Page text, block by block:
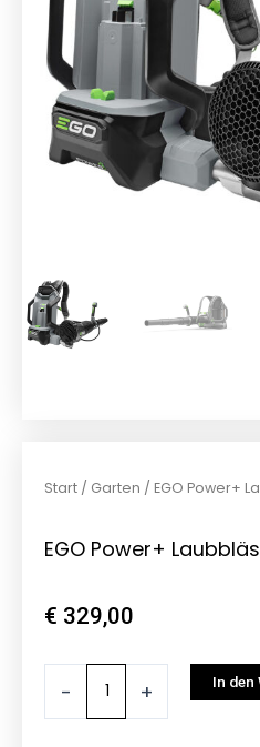
Start / Garten / EGO Power+
EGO Power+
€ 329,00
- + In den